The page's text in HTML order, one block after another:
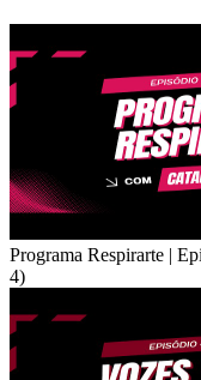
Programa Respirarte |
4)